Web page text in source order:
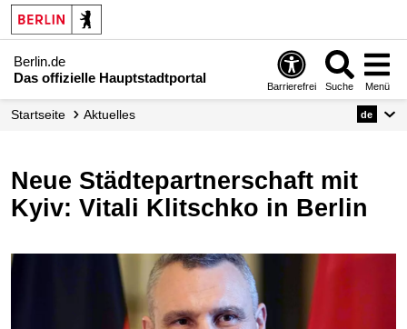
Berlin.de
Das offizielle Hauptstadtportal
Barrierefrei Suche Menü
Startseite Aktuelles de
Neue Städtepartnerschaft mit
Kyiv: Vitali Klitschko in Berlin